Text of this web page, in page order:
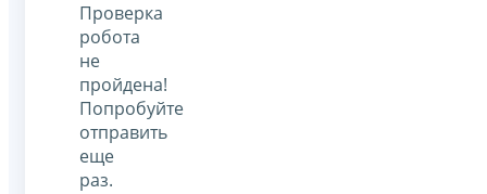
Проверка
робота
не
пройдена!
Попробуйте
отправить
еще
раз.